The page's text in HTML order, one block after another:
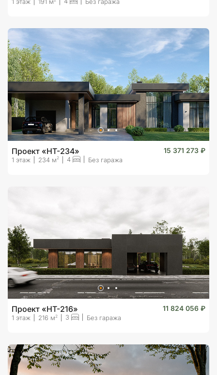
Проект «HT-234» 15 371 273 ₽
1 этаж 234 м2 4 Без гаража
Проект «HT-216» 11 824 056 ₽
1 этаж 216 м 2 3 Без гаража